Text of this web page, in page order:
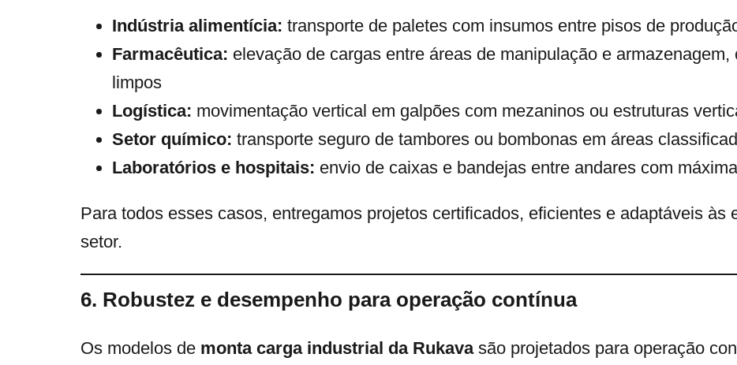
Indústria alimentícia: transporte de paletes com insumos entre pisos de
Farmacêutica: elevação de cargas entre áreas de manipulação e
limpos
Logística: movimentação vertical em galpões com mezaninos ou estruturas
Setor químico: transporte seguro de tambores ou bombonas em áreas
Laboratórios e hospitais: envio de caixas e bandejas entre andares com
Para todos esses casos, entregamos projetos certificados, eficientes e adaptáveis às
setor.
6. Robustez e desempenho para operação contínua
Os modelos de monta carga industrial da Rukavasão projetados para operação